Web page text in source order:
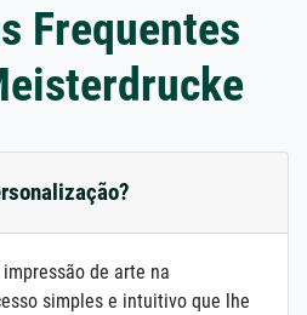
Frequentes
de arte na
simples e intuitivo que lhe